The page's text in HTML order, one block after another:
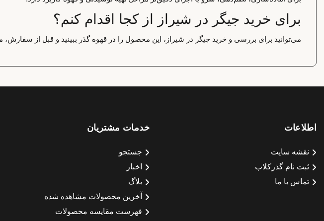
برای خرید جیگر در شیراز از کجا اقدام کنم؟
می‌توانید برای بررسی و خرید جیگر در شیراز، این محصول را در قهوه گذر ببینید و قبل از
اطلاعات
نقشه سایت
ثبت نام گذرکلاب
تماس با ما
خدمات مشتریان
جستجو
اخبار
بلاگ
آخرین محصولات مشاهده شده
فهرست مقایسه محصولات